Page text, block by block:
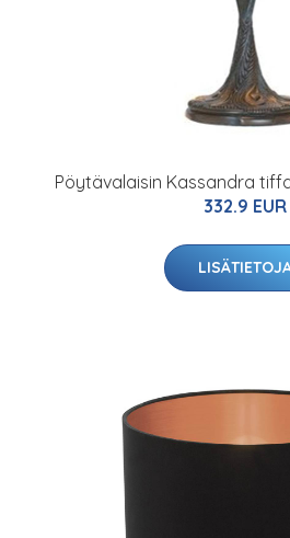
Pöytävalaisin Kassandra
332.9 EUR